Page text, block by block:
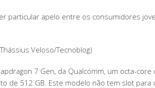
particular apelo entre os consumidores
Veloso/Tecnoblog)
7 Gen, da Qualcomm, um octa-
de 512 GB. Este modelo não tem slot